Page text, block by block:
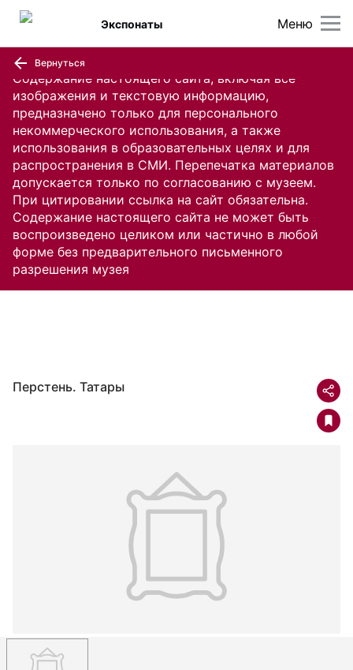
Содержание настоящего сайта, включая все
изображения и текстовую информацию,
предназначено только для персонального
некоммерческого использования, а также
использования в образовательных целях и для
распространения в СМИ. Перепечатка материалов
допускается только по согласованию с музеем.
При цитировании ссылка на сайт обязательна.
Содержание настоящего сайта не может быть
воспроизведено целиком или частично в любой
форме без предварительного письменного
разрешения музея
Меню
Экспонаты
Вернуться
Перстень. Татары